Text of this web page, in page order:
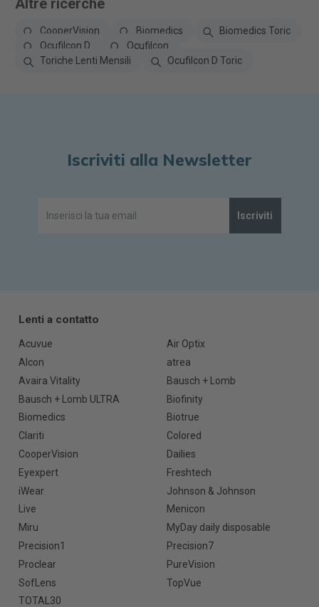
Altre ricerche
CooperVision Biomedics
Biomedics Toric
Ocufilcon D
Ocufilcon
Toriche Lenti Mensili
Ocufilcon D Toric
Iscriviti alla Newsletter
Iscriviti
Lenti a contatto
Acuvue
Air Optix
Alcon
atrea
Avaira Vitality
Bausch + Lomb
Bausch + Lomb ULTRA
Biofinity
Biomedics
Biotrue
Clariti
Colored
CooperVision
Dailies
Eyexpert
Freshtech
iWear
Johnson & Johnson
Live
Menicon
Miru
MyDay daily disposable
Precision1
Precision7
Proclear
PureVision
SofLens
TopVue
TOTAL30